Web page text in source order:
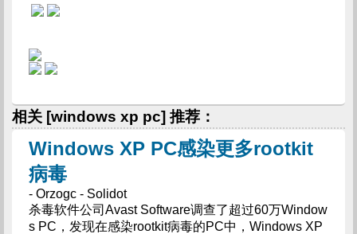
相关 [windows xp pc] 推荐：
Windows XP PC感染更多rootkit
病毒
- Orzogc - Solidot
杀毒软件公司Avast Software调查了超过60万Window
s PC，发现在感染rootkit病毒的PC中，Windows XP